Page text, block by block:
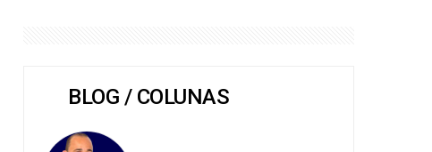
BLOG / COLUNAS